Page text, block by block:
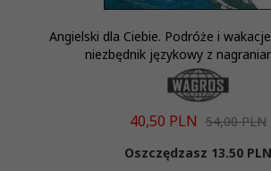
Angielski dla Ciebie. Podróże i
niezbędnik językowy z
40,50 PLN 54,00 PLN
Oszczędzasz 13.50 PLN